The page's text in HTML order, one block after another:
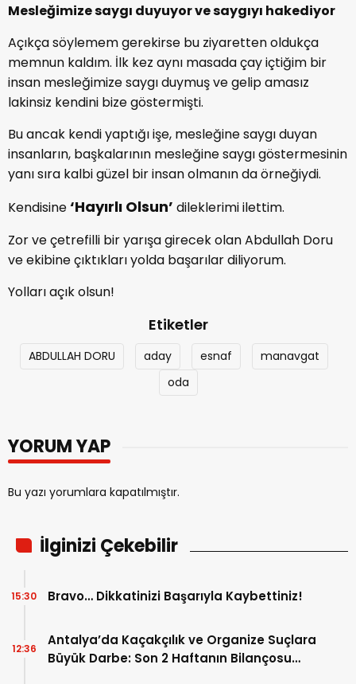
Mesleğimize saygı duyuyor ve saygıyı hakediyor
Açıkça söylemem gerekirse bu ziyaretten oldukça
memnun kaldım. İlk kez aynı masada çay içtiğim bir
insan mesleğimize saygı duymuş ve gelip amasız
lakinsiz kendini bize göstermişti.
Bu ancak kendi yaptığı işe, mesleğine saygı duyan
insanların, başkalarının mesleğine saygı göstermesinin
yanı sıra kalbi güzel bir insan olmanın da örneğiydi.
Kendisine‘Hayırlı Olsun’ dileklerimi ilettim.
Zor ve çetrefilli bir yarışa girecek olan Abdullah Doru
ve ekibine çıktıkları yolda başarılar diliyorum.
Yolları açık olsun!
Etiketler
ABDULLAH DORU aday esnaf
manavgat
oda
YORUM YAP
Bu yazı yorumlara kapatılmıştır.
İlginizi Çekebilir
Bravo… Dikkatinizi Başarıyla Kaybettiniz!
15:30
Antalya’da Kaçakçılık ve Organize Suçlara
Büyük Darbe: Son 2 Haftanın Bilançosu
12:36